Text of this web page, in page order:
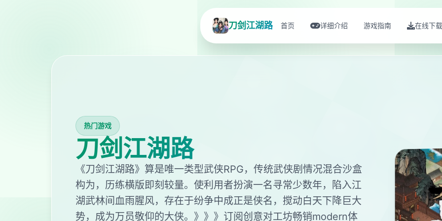
刀剑江湖路 首页 详细介绍 游戏指南 在线下载
热门游戏
刀剑江湖路
《刀剑江湖路》算是唯一类型武侠RPG，传统武侠剧情况混合沙盒
构为，历练横版即刻较量。使利用者扮演一名寻常少数年，陷入江
湖武林间血雨腥风，存在于纷争中成正是侠名，搅动白天下降巨大
势，成为万员敬仰的大侠。》》》订阅创意对工坊畅销modern体